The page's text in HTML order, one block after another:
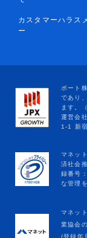
カスタマーハラス
ー
マネッ
業協会
(登録年